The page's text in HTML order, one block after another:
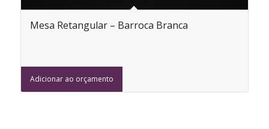
Mesa Retangular – Barroca Branca
Adicionar ao orçamento